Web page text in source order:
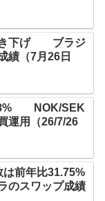
き下げ ブラジ
績（7月26日
-8% NOK/SEK
運用（26/7/26
前年比31.75%
スワップ成績